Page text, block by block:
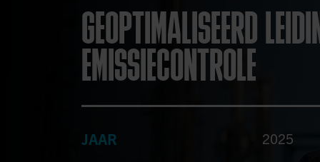
GEOPTIMALISEERD
EMISSIECONTROLE
JAAR 2025